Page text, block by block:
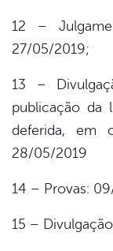
12 –
27/05/2019;
13 –
publicação da
deferida, em
28/05/2019
14 – Provas:
15 –